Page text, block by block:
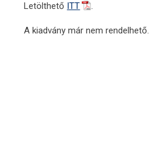
Letölthető ITT .
A kiadvány már nem rendelhető.